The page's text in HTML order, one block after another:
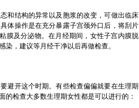
和结构的异常以及胞浆的改变，可做出临床
体操作是在充分暴露子宫颈外口后，将刮片
膜及分泌物。在月经期间，女性子宫内膜脱
，建议等月经干净以后再做检查。
避开这个时期。有些检查偏偏就要在生理期
检查大多数生理期女性都是可以进行的：